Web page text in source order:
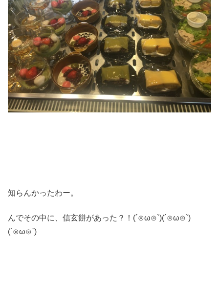
知らんかったわー。
んでその中に、信玄餅があった？！(´⊙ω⊙`)(´⊙ω⊙`)
(´⊙ω⊙`)